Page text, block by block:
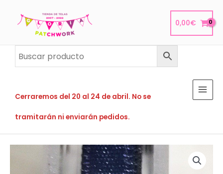
0,00€
Cerraremos del 20 al 24 de abril. No se
tramitarán ni enviarán pedidos.